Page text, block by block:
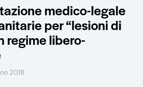
medico-legale
per “lesioni di
regime libero-
2018